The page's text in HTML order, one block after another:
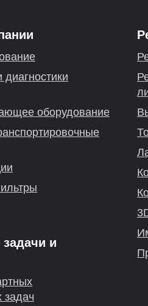
оборудование
и
задач